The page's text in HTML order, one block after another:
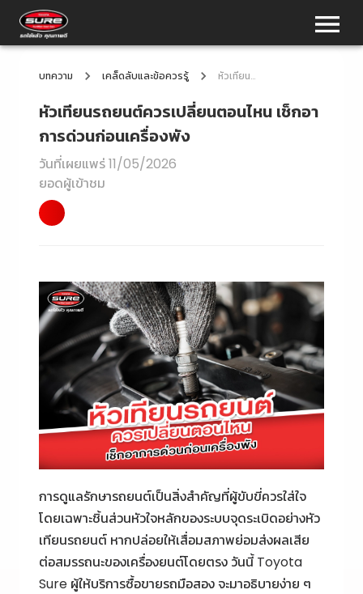
บทความ เคล็ดลับและข้อควรรู้ หัวเทียนรถยนต์ควรเปลี่ยนตอนไหน เช็กอาการด่วนก่อนเครื่องพัง
หัวเทียนรถยนต์ควรเปลี่ยนตอนไหน เช็กอา
การด่วนก่อนเครื่องพัง
วันที่เผยแพร่11/05/2026
ยอดผู้เข้าชม
การดูแลรักษารถยนต์เป็นสิ่งสำคัญที่ผู้ขับขี่ควรใส่ใจ
โดยเฉพาะชิ้นส่วนหัวใจหลักของระบบจุดระเบิดอย่างหัว
เทียนรถยนต์ หากปล่อยให้เสื่อมสภาพย่อมส่งผลเสีย
ต่อสมรรถนะของเครื่องยนต์โดยตรง วันนี้ Toyota
Sure ผู้ให้บริการซื้อขายรถมือสอง จะมาอธิบายง่าย ๆ